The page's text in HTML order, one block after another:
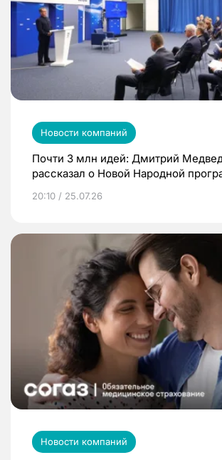
Новости компаний
Почти 3 млн идей: Дмитрий
рассказал о Новой Народной
20:10 / 25.07.26
Новости компаний